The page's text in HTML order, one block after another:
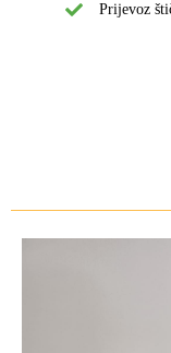
Prijevoz